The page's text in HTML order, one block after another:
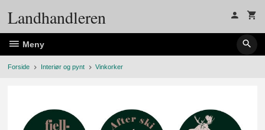
Landhandleren
Meny
Forside Interiør og pynt Vinkorker